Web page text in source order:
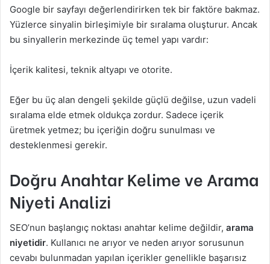
Google bir sayfayı değerlendirirken tek bir faktöre bakmaz.
Yüzlerce sinyalin birleşimiyle bir sıralama oluşturur. Ancak
bu sinyallerin merkezinde üç temel yapı vardır:
İçerik kalitesi, teknik altyapı ve otorite.
Eğer bu üç alan dengeli şekilde güçlü değilse, uzun vadeli
sıralama elde etmek oldukça zordur. Sadece içerik
üretmek yetmez; bu içeriğin doğru sunulması ve
desteklenmesi gerekir.
Doğru Anahtar Kelime ve Arama
Niyeti Analizi
SEO’nun başlangıç noktası anahtar kelime değildir, arama
niyetidir. Kullanıcı ne arıyor ve neden arıyor sorusunun
cevabı bulunmadan yapılan içerikler genellikle başarısız